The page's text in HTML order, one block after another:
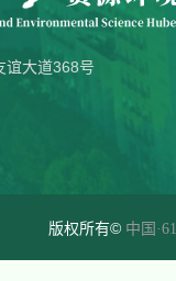
谊大道368号
版权所有© 中国